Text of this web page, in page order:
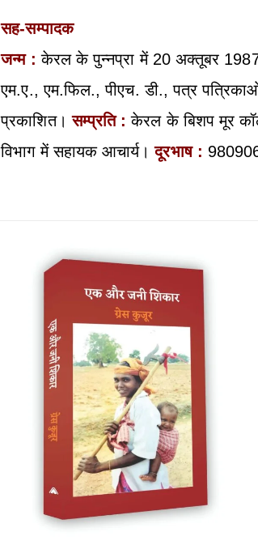
सह-सम्पादक
जन्म : केरल के पुन्नप्रा में 20 अक्तूबर 1987
एम.ए., एम.फिल., पीएच. डी., पत्र
प्रकाशित।सम्प्रति : केरल के बिशप मूर
विभाग में सहायक आचार्य।दूरभाष :